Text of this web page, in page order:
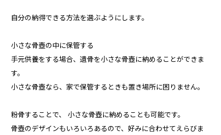
自分の納得できる方法を選ぶようにします。
小さな骨壺の中に保管する
手元供養をする場合、遺骨を小さな骨壺に納めることができま
す。
小さな骨壺なら、家で保管するときも置き場所に困りません。
粉骨することで、 小さな骨壺に納めることも可能です。
骨壺のデザインもいろいろあるので、好みに合わせてえらびま